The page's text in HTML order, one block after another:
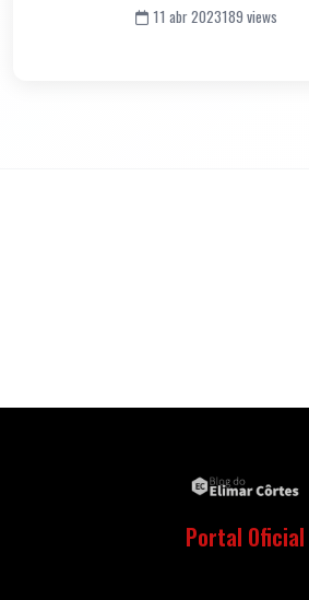
11 abr 2023189 views
Portal Oficial